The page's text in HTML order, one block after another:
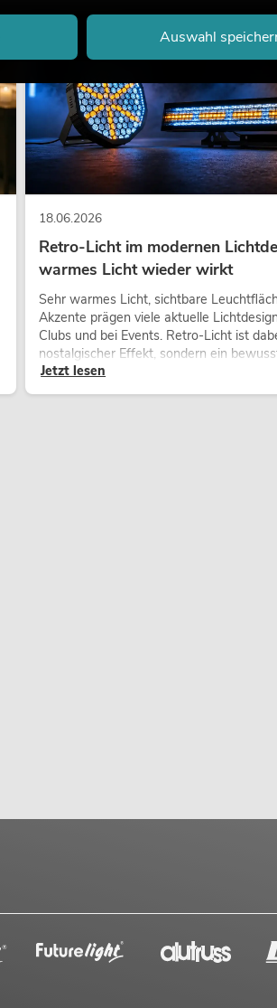
18.06.2026
Retro-Licht im modernen
warmes Licht wieder wirkt
Sehr warmes Licht, sichtbare
Akzente prägen viele aktuelle
Clubs und bei Events. Retro-Licht ist
nostalgischer Effekt, sondern ein
Gestaltungsmittel: Es schafft
Jetzt lesen
Auswahl